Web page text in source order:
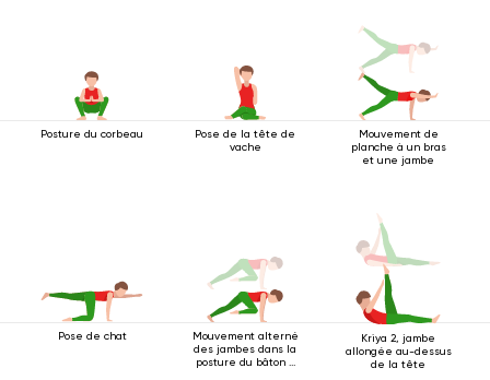
Posture du corbeau
Pose de la tête de
vache
Mouvement de
planche à un bras
et une jambe
Pose de chat
Mouvement alterné
des jambes dans la
posture du bâton à
Kriya 2, jambe
allongée au-dessus
de la tête